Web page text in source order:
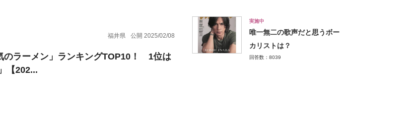
福井県 公開 2025/02/08
のラーメン」ランキングTOP10！ 1位は
【202...
実施中
唯一無二の歌声だと思うボー
カリストは？
回答数：8039